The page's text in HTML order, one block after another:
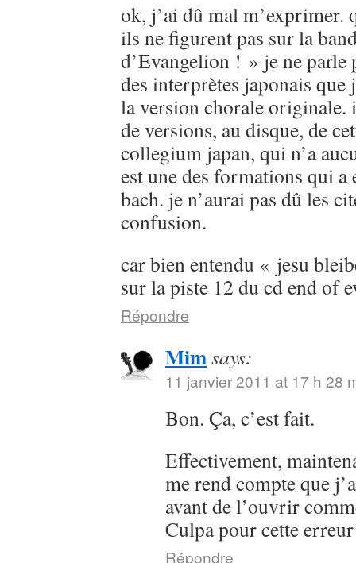
ok, j’ai dû mal m’exprimer.
ils ne figurent pas sur la
d’Evangelion ! » je ne parle
des interprètes japonais que
la version chorale originale.
de versions, au disque, de
collegium japan, qui n’a
est une des formations qui a
bach. je n’aurai pas dû les
confusion.
car bien entendu « jesu
sur la piste 12 du cd end of
Répondre
Mimsays:
11 janvier 2011 at 17 h 28
Bon. Ça, c’est fait.
Effectivement,
me rend compte que
avant de l’ouvrir
Culpa pour cette
Répondre